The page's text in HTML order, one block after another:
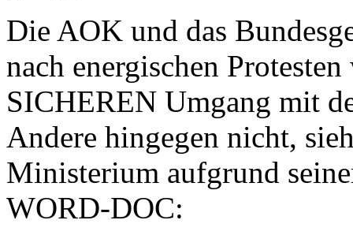
Die AOK und das
nach energischen
SICHEREN Umgang mit
Andere hingegen nicht,
Ministerium aufgrund
WORD-DOC: